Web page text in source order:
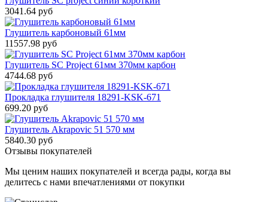
3041.64 руб
Глушитель карбоновый 61мм
11557.98 руб
Глушитель SC Project 61мм 370мм карбон
4744.68 руб
Прокладка глушителя 18291-KSK-671
699.20 руб
Глушитель Akrapovic 51 570 мм
5840.30 руб
Отзывы покупателей
Мы ценим наших покупателей и всегда рады, когда вы
делитесь с нами впечатлениями от покупки